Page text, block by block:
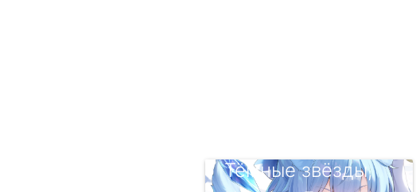
Тёмные звёзды,